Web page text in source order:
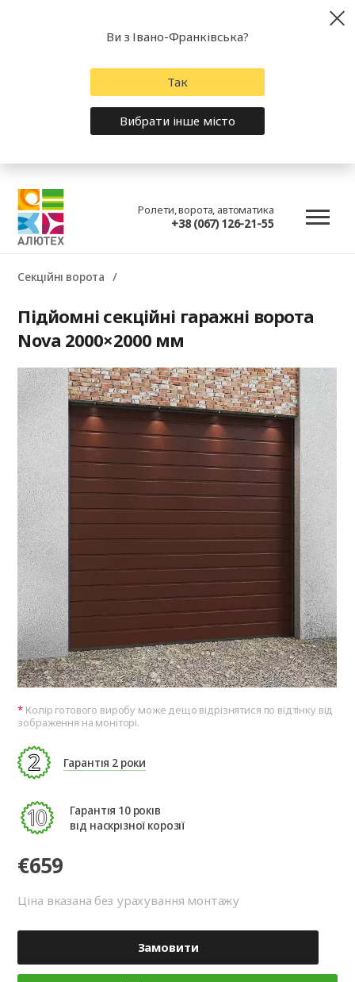
Ролети, ворота, автоматика
+38 (067) 126-21-55
Секційні ворота
Підйомні секційні гаражні ворота
Nova 2000×2000 мм
Колір готового виробу може дещо відрізнятися по відтінку від
зображення на моніторі.
Гарантія 2 роки
Гарантія 10 років
від наскрізної корозії
€659
Ціна вказана без урахування монтажу
Замовити
Ви з Івано-Франківська?
Так
Вибрати інше місто